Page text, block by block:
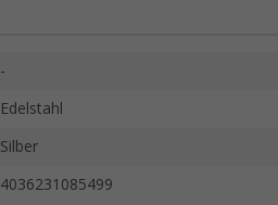
-
Edelstahl
Silber
4036231085499